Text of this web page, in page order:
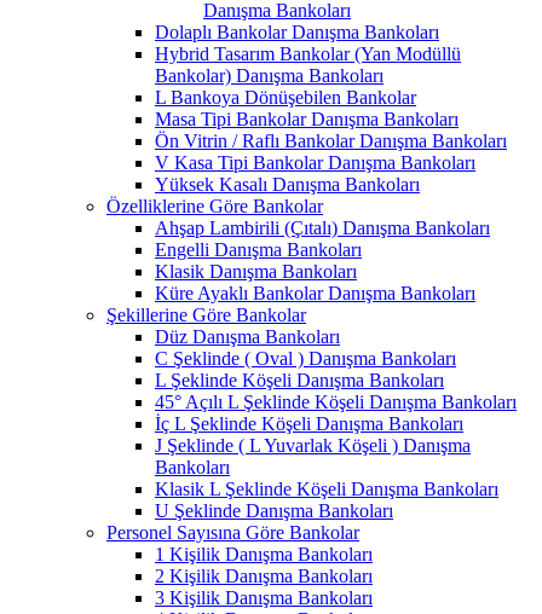
Danışma Bankoları
Dolaplı Bankolar Danışma Bankoları
Hybrid Tasarım Bankolar (Yan Modüllü
Bankolar) Danışma Bankoları
L Bankoya Dönüşebilen Bankolar
Masa Tipi Bankolar Danışma Bankoları
Ön Vitrin / Raflı Bankolar Danışma Bankoları
V Kasa Tipi Bankolar Danışma Bankoları
Yüksek Kasalı Danışma Bankoları
Özelliklerine Göre Bankolar
Ahşap Lambirili (Çıtalı) Danışma Bankoları
Engelli Danışma Bankoları
Klasik Danışma Bankoları
Küre Ayaklı Bankolar Danışma Bankoları
Şekillerine Göre Bankolar
Düz Danışma Bankoları
C Şeklinde ( Oval ) Danışma Bankoları
L Şeklinde Köşeli Danışma Bankoları
45° Açılı L Şeklinde Köşeli Danışma Bankoları
İç L Şeklinde Köşeli Danışma Bankoları
J Şeklinde ( L Yuvarlak Köşeli ) Danışma
Bankoları
Klasik L Şeklinde Köşeli Danışma Bankoları
U Şeklinde Danışma Bankoları
Personel Sayısına Göre Bankolar
1 Kişilik Danışma Bankoları
2 Kişilik Danışma Bankoları
3 Kişilik Danışma Bankoları